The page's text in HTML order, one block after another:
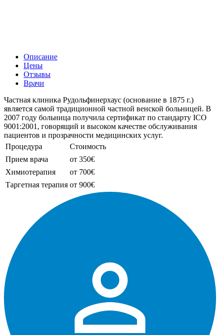
Описание
Цены
Отзывы
Врачи
Частная клиника Рудольфинерхаус (основание в 1875 г.)
является самой традиционной частной венской больницей. В
2007 году больница получила сертификат по стандарту ICO
9001:2001, говорящий и высоком качестве обслуживания
пациентов и прозрачности медицинских услуг.
Процедура
Стоимость
Прием врача
от 350€
Химиотерапия
от 700€
Таргетная терапия от 900€